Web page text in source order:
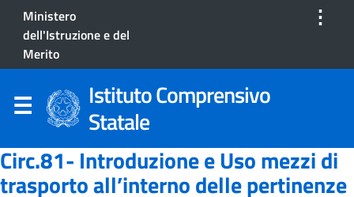
Ministero
dell'Istruzione e del
Merito
⋮
Istituto Comprensivo
Statale
Circ.81- Introduzione e Uso mezzi di
trasporto all’interno delle pertinenze